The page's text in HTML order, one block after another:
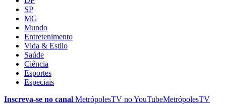
SP
MG
Mundo
Entretenimento
Vida & Estilo
Saúde
Ciência
Esportes
Especiais
Inscreva-se no canal MetrópolesTV noYouTubeMetrópolesTV